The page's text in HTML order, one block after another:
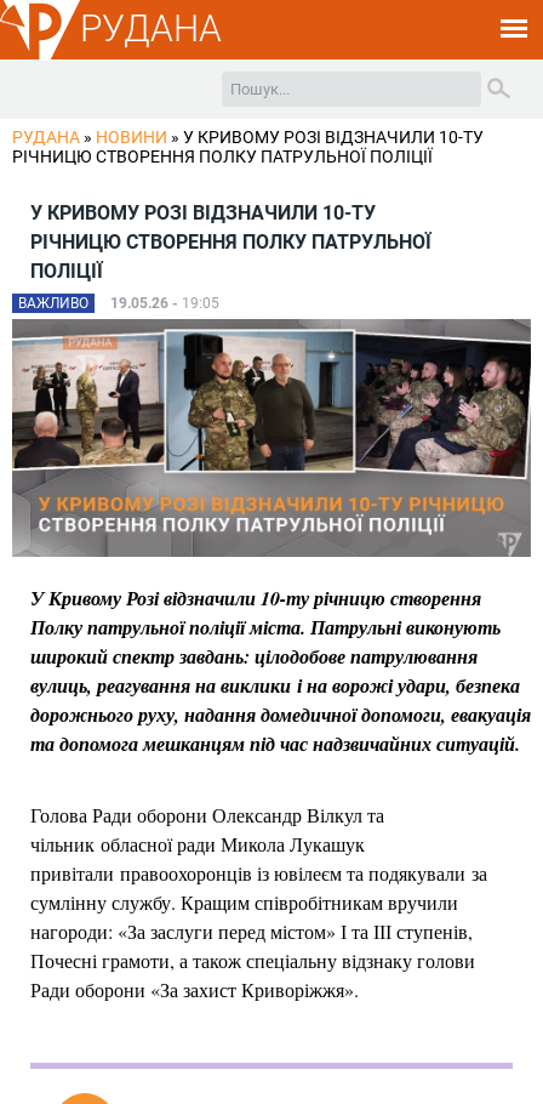
РУДАНА
РУДАНА » НОВИНИ » У КРИВОМУ РОЗІ ВІДЗНАЧИЛИ 10-ТУ
РІЧНИЦЮ СТВОРЕННЯ ПОЛКУ ПАТРУЛЬНОЇ ПОЛІЦІЇ
У КРИВОМУ РОЗІ ВІДЗНАЧИЛИ 10-ТУ
РІЧНИЦЮ СТВОРЕННЯ ПОЛКУ ПАТРУЛЬНОЇ
ПОЛІЦІЇ
ВАЖЛИВО 19.05.26 - 19:05
У Кривому Розі відзначили 10-ту річницю створення
Полку патрульної поліції міста. Патрульні виконують
широкий спектр завдань: цілодобове патрулювання
вулиць, реагування на виклики і на ворожі удари, безпека
дорожнього руху, надання домедичної допомоги, евакуація
та допомога мешканцям під час надзвичайних ситуацій.
Голова Ради оборони Олександр Вілкул та
чільник обласної ради Микола Лукашук
привітали правоохоронців із ювілеєм та подякували за
сумлінну службу. Кращим співробітникам вручили
нагороди: «За заслуги перед містом» І та ІІІ ступенів,
Почесні грамоти, а також спеціальну відзнаку голови
Ради оборони «За захист Криворіжжя».